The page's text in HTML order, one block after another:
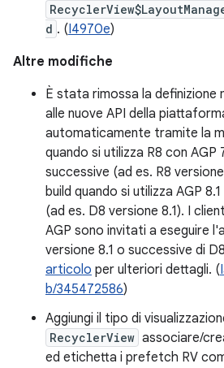
d . (I4970e)
Altre modifiche
È stata rimossa la definizione
alle nuove API della
automaticamente tramite la
quando si utilizza R8 con AGP
successive (ad es. R8
build quando si utilizza AGP
(ad es. D8 versione 8.1). I
AGP sono invitati a eseguire
versione 8.1 o successive di
articolo per ulteriori dettagli. (
b/345472586)
Aggiungi il tipo di
RecyclerView associare/
ed etichetta i prefetch RV